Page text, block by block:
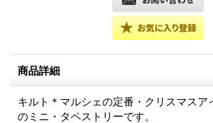
商品詳細
キルト＊マルシェの定番・クリスマスア
のミニ・タペストリーです。